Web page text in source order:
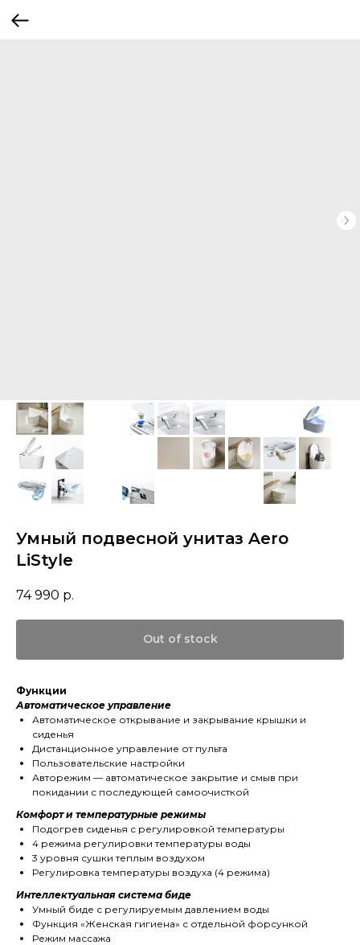
Умный подвесной унитаз Aero
LiStyle
74 990 р.
Out of stock
Функции
Автоматическое управление
Автоматическое открывание и закрывание крышки и
сиденья
Дистанционное управление от пульта
Пользовательские настройки
Авторежим — автоматическое закрытие и смыв при
покидании с последующей самоочисткой
Комфорт и температурные режимы
Подогрев сиденья с регулировкой температуры
4 режима регулировки температуры воды
3 уровня сушки теплым воздухом
Регулировка температуры воздуха (4 режима)
Интеллектуальная система биде
Умный биде с регулируемым давлением воды
Функция «Женская гигиена» с отдельной форсункой
Режим массажа